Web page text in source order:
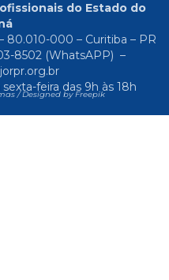
do Estado do
80.010-000 – Curitiba – PR
8502(WhatsAPP) –
feira das 9h às 18h
/Designed by Freepik